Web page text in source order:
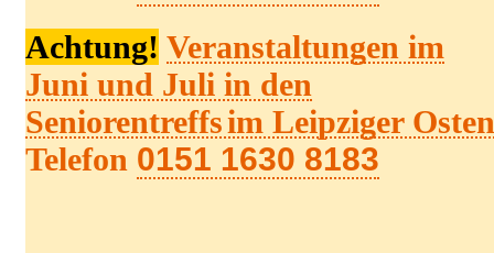
Achtung! Veranstaltungen im
Juni und Juli in den
Seniorentreffsim Leipziger Osten
Telefon 0151 1630 8183